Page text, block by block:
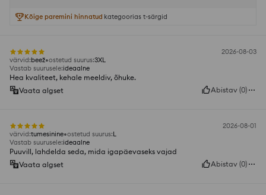
Kõige paremini hinnatud kategoorias t-särgid
2026-08-03
värvid:beež ostetud suurus:3XL
Vastab suurusele:ideaalne
Hea kvaliteet, kehale meeldiv, õhuke.
Vaata algset
Abistav (0)
2026-08-01
värvid:tumesinine ostetud suurus:L
Vastab suurusele:ideaalne
Puuvill, lahdelda seda, mida igapäevaseks vajad
Vaata algset
Abistav (0)